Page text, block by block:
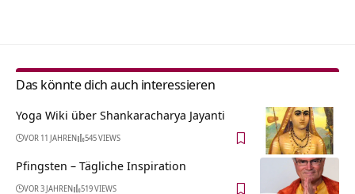
Das könnte dich auch interessieren
Yoga Wiki über Shankaracharya Jayanti
VOR 11 JAHREN 545 VIEWS
Pfingsten – Tägliche Inspiration
VOR 3 JAHREN 519 VIEWS